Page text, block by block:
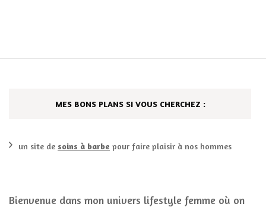
MES BONS PLANS SI VOUS CHERCHEZ :
un site de soins à barbe pour faire plaisir à nos hommes
Bienvenue dans mon univers lifestyle femme où on